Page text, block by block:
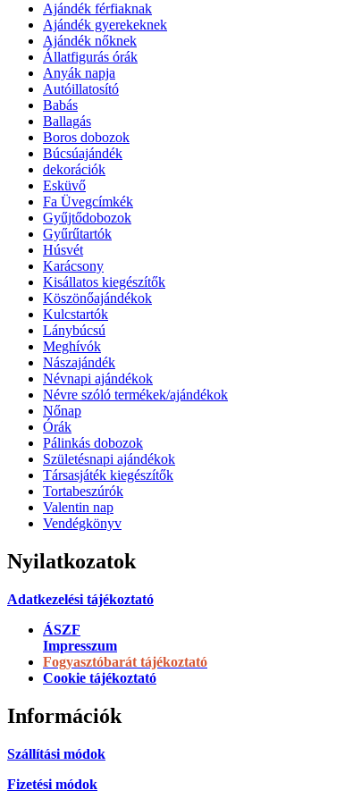
Ajándék férfiaknak
Ajándék gyerekeknek
Ajándék nőknek
Állatfigurás órák
Anyák napja
Autóillatosító
Babás
Ballagás
Boros dobozok
Búcsúajándék
dekorációk
Esküvő
Fa Üvegcímkék
Gyűjtődobozok
Gyűrűtartók
Húsvét
Karácsony
Kisállatos kiegészítők
Köszönőajándékok
Kulcstartók
Lánybúcsú
Meghívók
Nászajándék
Névnapi ajándékok
Névre szóló termékek/ajándékok
Nőnap
Órák
Pálinkás dobozok
Születésnapi ajándékok
Társasjáték kiegészítők
Tortabeszúrók
Valentin nap
Vendégkönyv
Nyilatkozatok
Adatkezelési tájékoztató
ÁSZF
Impresszum
Fogyasztóbarát tájékoztató
Cookie tájékoztató
Információk
Szállítási módok
Fizetési módok